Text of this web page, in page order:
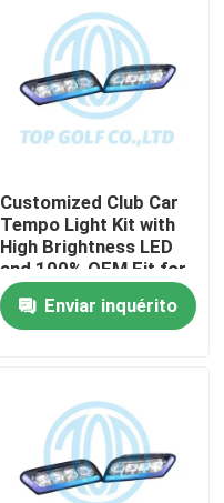
Customized Club Car
Tempo Light Kit with
High Brightness LED
and 100% OEM Fit for
Golf Cart
Enviar inquérito